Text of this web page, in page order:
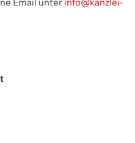
Email unter info@kanzlei-